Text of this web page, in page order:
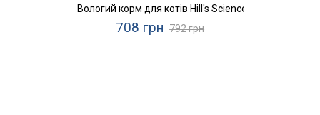
Вологий корм для котів Hill's Science Plan Sterilised
708 грн 792 грн